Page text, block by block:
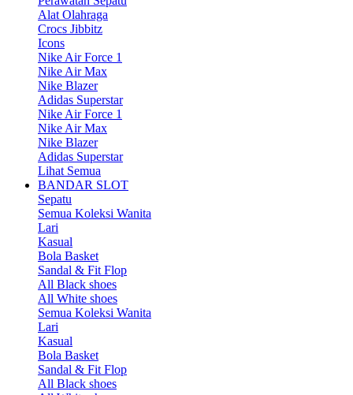
Alat Olahraga
Crocs Jibbitz
Icons
Nike Air Force 1
Nike Air Max
Nike Blazer
Adidas Superstar
Nike Air Force 1
Nike Air Max
Nike Blazer
Adidas Superstar
Lihat Semua
BANDAR SLOT
Sepatu
Semua Koleksi Wanita
Lari
Kasual
Bola Basket
Sandal & Fit Flop
All Black shoes
All White shoes
Semua Koleksi Wanita
Lari
Kasual
Bola Basket
Sandal & Fit Flop
All Black shoes